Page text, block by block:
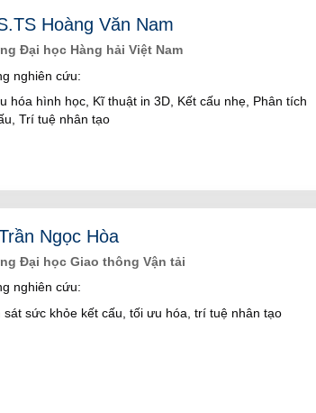
Hoàng Văn Nam
Đại học Hàng hải Việt Nam
nghiên cứu:
hóa hình học, Kĩ thuật in 3D, Kết cấu nhẹ, Phân tích
Trí tuệ nhân tạo
Ngọc Hòa
Đại học Giao thông Vận tải
nghiên cứu:
sát sức khỏe kết cấu, tối ưu hóa, trí tuệ nhân tạo